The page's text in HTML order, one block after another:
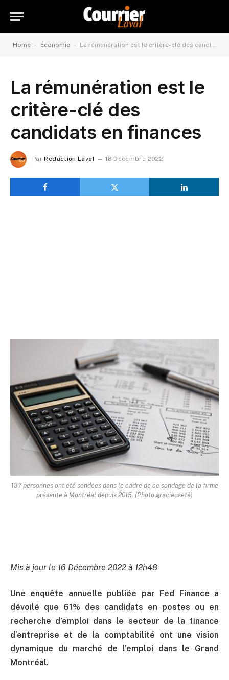
Home - Économie - La rémunération est le critère-clé des candidats en finances
La rémunération est le
critère-clé des
candidats en finances
Par Rédaction Laval 18 Décembre 2022
137 personnes ont été sondées dans le cadre de ce sondage de la firme
présente à Montréal depuis 2015. (Photo gracieuseté)
Mis à jour le 16 Décembre 2022 à 12h48
Une enquête annuelle publiée par Fed Finance a
dévoilé que 61% des candidats en postes ou en
recherche d’emploi dans le secteur de la finance
d’entreprise et de la comptabilité ont une vision
dynamique du marché de l’emploi dans le Grand
Montréal.